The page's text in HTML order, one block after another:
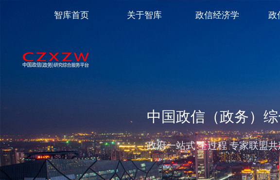
中国政信（政务）
政府一站式 全过程 专家联盟
智库首页 关于智库 政信经济学 政